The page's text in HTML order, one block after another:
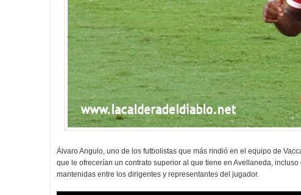
Álvaro Angulo, uno de los futbolistas que más rindió en el equipo de
que le ofrecerían un contrato superior al que tiene en Avellaneda,
mantenidas entre los dirigentes y representantes del jugador.